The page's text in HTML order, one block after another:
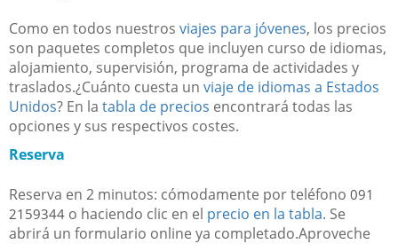
Como en todos nuestros viajes para jóvenes, los precios
son paquetes completos que incluyen curso de idiomas,
alojamiento, supervisión, programa de actividades y
traslados.¿Cuánto cuesta un viaje de idiomas a Estados
Unidos? En la tabla de precios encontrará todas las
opciones y sus respectivos costes.
Reserva
Reserva en 2 minutos: cómodamente por teléfono 091
2159344 o haciendo clic en el precio en la tabla. Se
abrirá un formulario online ya completado.Aproveche